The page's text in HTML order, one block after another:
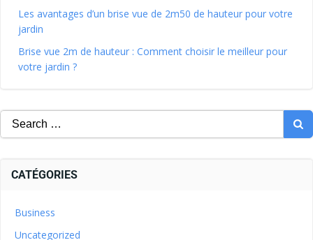
Les avantages d’un brise vue de 2m50 de hauteur pour votre
jardin
Brise vue 2m de hauteur : Comment choisir le meilleur pour
votre jardin ?
CATÉGORIES
Business
Uncategorized